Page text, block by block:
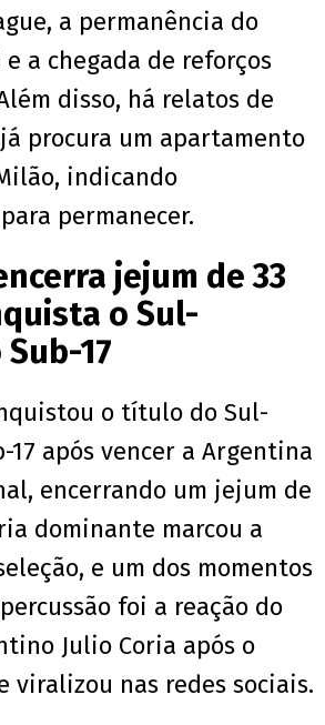
a permanência do
a chegada de reforços
disso, há relatos de
procura um apartamento
indicando
permanecer.
jejum de 33
o Sul-
17
o título do Sul-
17 após vencer a Argentina
encerrando um jejum de
dominante marcou a
e um dos momentos
foi a reação do
Julio Coria após o
viralizou nas redes sociais.